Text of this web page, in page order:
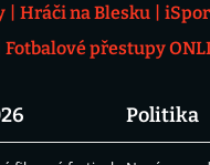
Hráči na Blesku
Fotbalové přestupy
Politika